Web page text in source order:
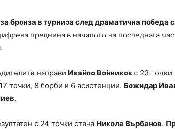
бронза в турнира след драматична
преднина в началото на последната
направи Ивайло Войников с 23 точки
точки, 8 борби и 6 асистенции. Божидар
.
с 24 точки стана Никола Върбанов.